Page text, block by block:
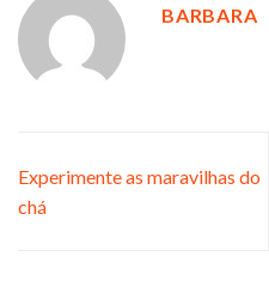
BARBARA
Experimente as maravilhas do
chá